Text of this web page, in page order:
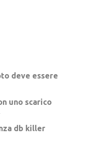
deve essere
uno scarico
db killer